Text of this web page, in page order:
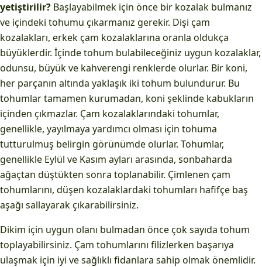
yetiştirilir? Başlayabilmek için önce bir kozalak bulmanız
ve içindeki tohumu çıkarmanız gerekir. Dişi çam
kozalakları, erkek çam kozalaklarına oranla oldukça
büyüklerdir. İçinde tohum bulabileceğiniz uygun kozalaklar,
odunsu, büyük ve kahverengi renklerde olurlar. Bir koni,
her parçanın altında yaklaşık iki tohum bulundurur. Bu
tohumlar tamamen kurumadan, koni şeklinde kabukların
içinden çıkmazlar. Çam kozalaklarındaki tohumlar,
genellikle, yayılmaya yardımcı olması için tohuma
tutturulmuş belirgin görünümde olurlar. Tohumlar,
genellikle Eylül ve Kasım ayları arasında, sonbaharda
ağaçtan düştükten sonra toplanabilir. Çimlenen çam
tohumlarını, düşen kozalaklardaki tohumları hafifçe baş
aşağı sallayarak çıkarabilirsiniz.
Dikim için uygun olanı bulmadan önce çok sayıda tohum
toplayabilirsiniz. Çam tohumlarını filizlerken başarıya
ulaşmak için iyi ve sağlıklı fidanlara sahip olmak önemlidir.